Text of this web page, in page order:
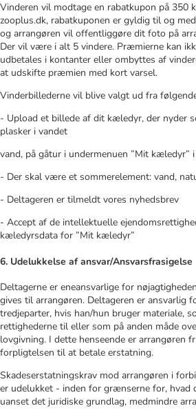
Vinderen vil modtage en rabatkupon på 350
zooplus.dk, rabatkuponen er gyldig til og
og arrangøren vil offentliggøre dit foto på
Der vil være i alt 5 vindere. Præmierne kan
udbetales i kontanter eller ombyttes af
at udskifte præmien med kort varsel.
Vinderbillederne vil blive valgt ud fra
- Upload et billede af dit kæledyr, der nyder
plasker i vandet
vand, på gåtur i undermenuen ”Mit kæledyr”
- Der skal være et sommerelement: vand,
- Deltageren er tilmeldt vores nyhedsbrev
- Accept af de intellektuelle
kæledyrsdata for ”Mit kæledyr”
6. Udelukkelse af ansvar/Ansvarsfrasigelse
Deltagerne er eneansvarlige for
gives til arrangøren. Deltageren er ansvarlig
tredjeparter, hvis han/hun bruger materiale,
rettighederne til eller som på anden måde
lovgivning. I dette henseende er arrangøren
forpligtelsen til at betale erstatning.
Skadeserstatningskrav mod arrangøren i
er udelukket - inden for grænserne for, hvad
uanset det juridiske grundlag, medmindre